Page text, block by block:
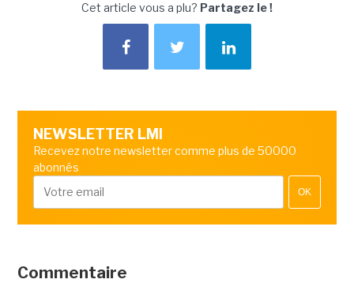
Cet article vous a plu? Partagez le !
NEWSLETTER LMI
Recevez notre newsletter comme plus de 50000
abonnés
OK
Commentaire